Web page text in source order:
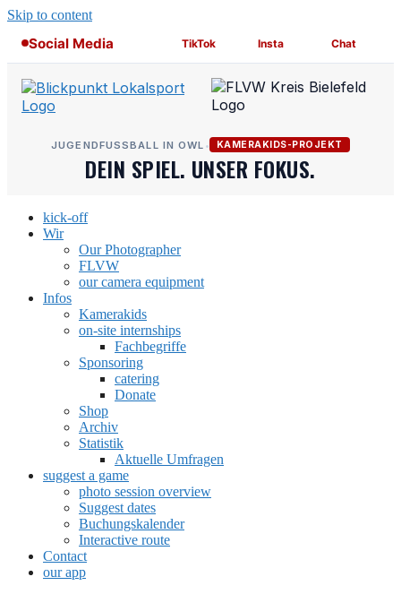
Skip to content
Social Media TikTok Insta Chat
JUGENDFUSSBALL IN OWL • KAMERAKIDS-PROJEKT
DEIN SPIEL. UNSER FOKUS.
kick-off
Wir
Our Photographer
FLVW
our camera equipment
Infos
Kamerakids
on-site internships
Fachbegriffe
Sponsoring
catering
Donate
Shop
Archiv
Statistik
Aktuelle Umfragen
suggest a game
photo session overview
Suggest dates
Buchungskalender
Interactive route
Contact
our app